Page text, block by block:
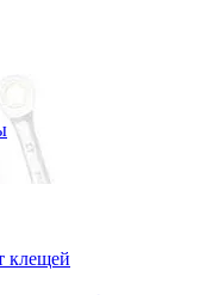
клещей